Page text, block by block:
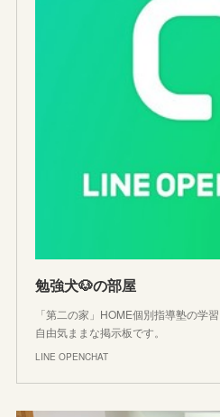
勉強犬🐶の部屋
「第二の家」HOME個別指導塾の学
自由気ままな掲示板です。
LINE OPENCHAT